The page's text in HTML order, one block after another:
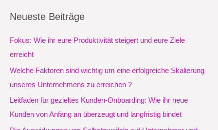
h
e
Neueste Beiträge
Fokus: Wie ihr eure Produktivität steigert und eure Ziele
erreicht
Welche Faktoren sind wichtig um eine erfolgreiche Skalierung
unseres Unternehmens zu erreichen ?
Leitfaden für gezieltes Kunden-Onboarding: Wie ihr neue
Kunden von Anfang an überzeugt und langfristig bindet